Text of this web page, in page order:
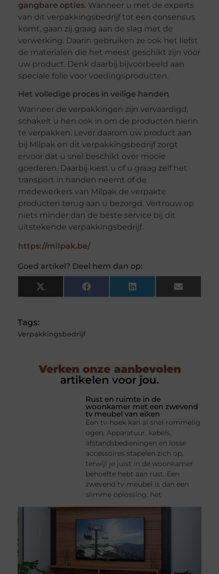
gangbare opties. Wanneer u met de experts
van dit verpakkingsbedrijf tot een consensus
komt, gaan zij graag aan de slag met de
verwerking. Daarin gebruiken ze ook het liefst
de materialen die het meest geschikt zijn voor
uw product. Denk daarbij bijvoorbeeld aan
speciale folie voor voedingsproducten.
Het volledige proces in veilige handen
Wanneer de verpakkingen zijn vervaardigd,
schakelt u hen ook in om de producten hierin
te verpakken. Lever daarom uw product aan
bij Milpak en dit verpakkingsbedrijf zorgt
ervoor dat u snel beschikt over mooie
goederen. Daarbij kiest u of u graag zelf het
transport in handen neemt of de
medewerkers van Milpak de verpakte
producten terug aan u bezorgd. Vertrouw op
niets minder dan de beste service bij dit
uitstekende verpakkingsbedrijf.
https://milpak.be/
Goed artikel? Deel hem dan op:
X
(Twitter)
Facebook LinkedIn Email
Tags:
Verpakkingsbedrijf
Verken onze aanbevolen
artikelen voor jou.
Rust en ruimte in de
woonkamer met een zwevend
tv meubel van eiken
Een tv-hoek kan al snel rommelig
ogen. Apparatuur, kabels,
afstandsbedieningen en losse
accessoires stapelen zich op,
terwijl je juist in de woonkamer
behoefte hebt aan rust. Een
zwevend tv-meubel is dan een
slimme oplossing: het